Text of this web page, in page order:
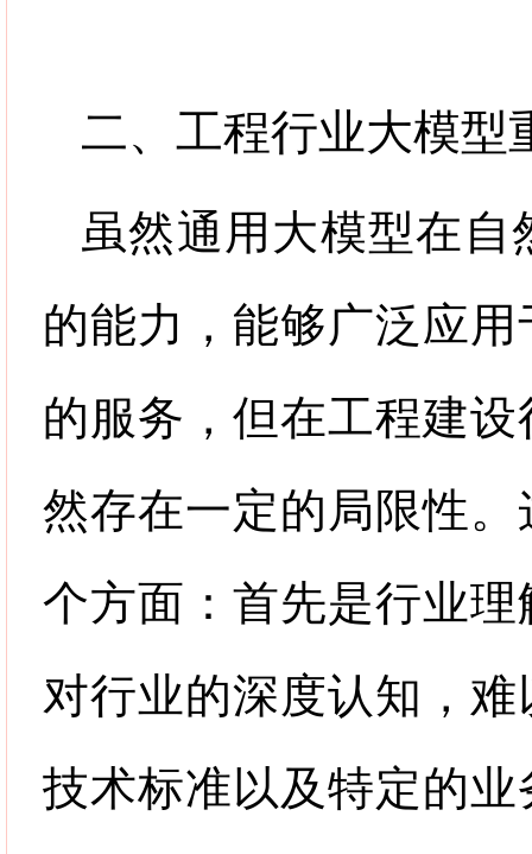
二、工程行业大模型
虽然通用大模型在
的能力，能够广泛应
的服务，但在工程建
然存在一定的局限性
个方面：首先是行业
对行业的深度认知，
技术标准以及特定的